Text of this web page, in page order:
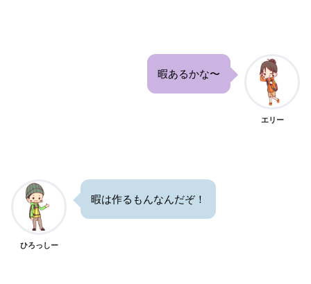
暇あるかな〜
エリー
ひろっしー
暇は作るもんなんだぞ！